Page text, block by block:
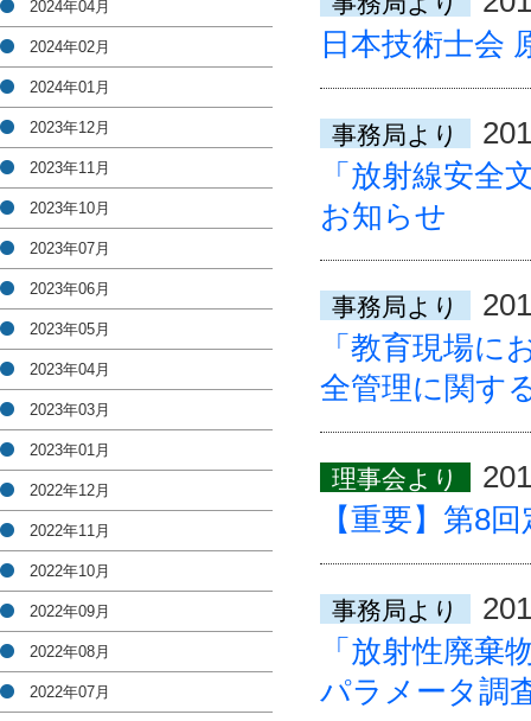
日本技術士会
事務局より
「放射線安全
お知らせ
事務局より
「教育現場
全管理に関す
理事会より
【重要】第8
事務局より
「放射性廃
パラメータ調
2024年04月
2024年02月
2024年01月
2023年12月
2023年11月
2023年10月
2023年07月
2023年06月
2023年05月
2023年04月
2023年03月
2023年01月
2022年12月
2022年11月
2022年10月
2022年09月
2022年08月
2022年07月